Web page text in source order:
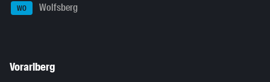
WO Wolfsberg
Vorarlberg